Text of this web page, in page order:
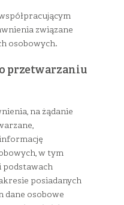
związane
osobowych.
przetwarzaniu
na żądanie
w tym
podstawach
posiadanych
dane osobowe